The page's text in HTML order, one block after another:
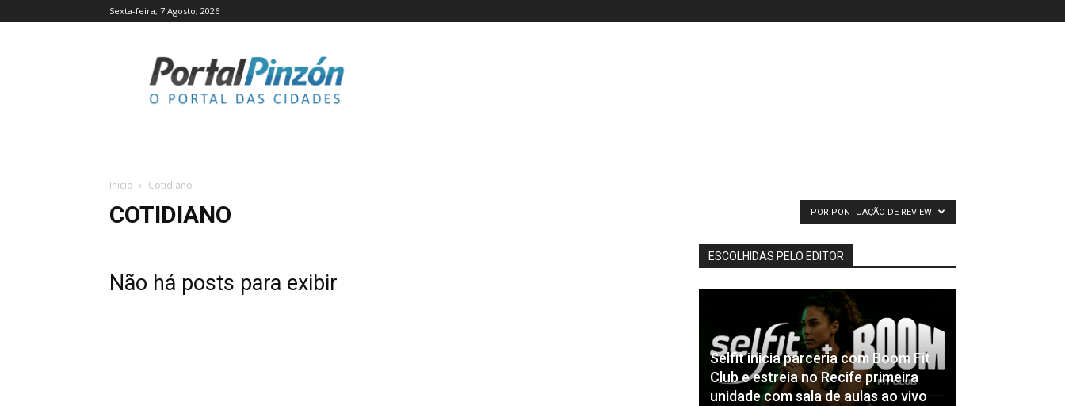
Sexta-feira, 7 Agosto, 2026
Pinzón
Inicio Cotidiano
COTIDIANO POR PONTUAÇÃO DE REVIEW
Não há posts para exibir
ESCOLHIDAS PELO EDITOR
Selfit inicia parceria com Boom Fit
Club e estreia no Recife primeira
unidade com sala de aulas ao vivo